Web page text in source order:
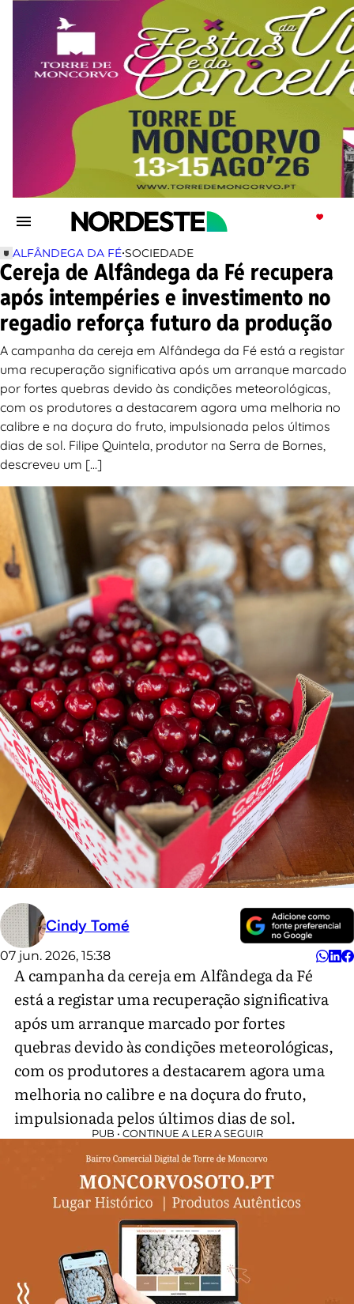
ALFÂNDEGA DA FÉ•SOCIEDADE
Cereja de Alfândega da Fé recupera
após intempéries e investimento no
regadio reforça futuro da produção
A campanha da cereja em Alfândega da Fé está a registar
uma recuperação significativa após um arranque marcado
por fortes quebras devido às condições meteorológicas,
com os produtores a destacarem agora uma melhoria no
calibre e na doçura do fruto, impulsionada pelos últimos
dias de sol. Filipe Quintela, produtor na Serra de Bornes,
descreveu um […]
Cindy Tomé
07 jun. 2026, 15:38
A campanha da cereja em Alfândega da Fé
está a registar uma recuperação significativa
após um arranque marcado por fortes
quebras devido às condições meteorológicas,
com os produtores a destacarem agora uma
melhoria no calibre e na doçura do fruto,
impulsionada pelos últimos dias de sol.
PUB • CONTINUE A LER A SEGUIR